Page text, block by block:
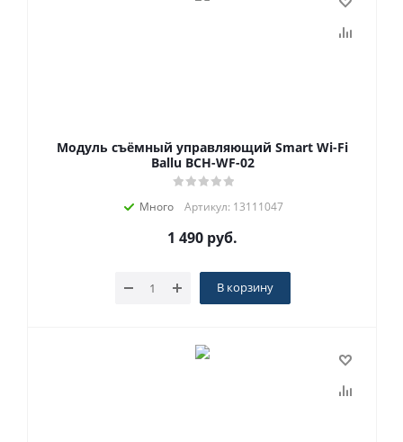
Модуль съёмный управляющий Smart Wi-Fi
Ballu BCH-WF-02
Много Артикул: 13111047
1 490 руб.
В корзину